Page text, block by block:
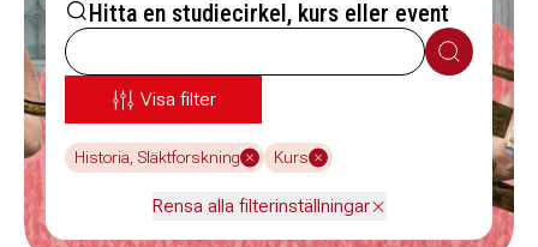
Hitta en studiecirkel, kurs eller event
Sök
Visa filter
Historia, Släktforskning Kurs
Rensa alla filterinställningar